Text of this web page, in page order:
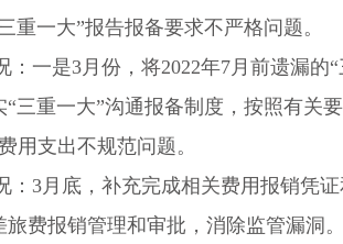
一大”报告报备要求不严格问题。
是3月份，将2022年7月前遗漏的“
“三重一大”沟通报备制度，按照有关
支出不规范问题。
月底，补充完成相关费用报销凭证
旅费报销管理和审批，消除监管漏洞